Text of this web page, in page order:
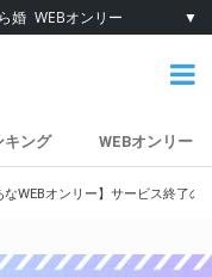
婚 WEBオンリー ▼
キング WEBオンリー
なWEBオンリー】サービス終了の